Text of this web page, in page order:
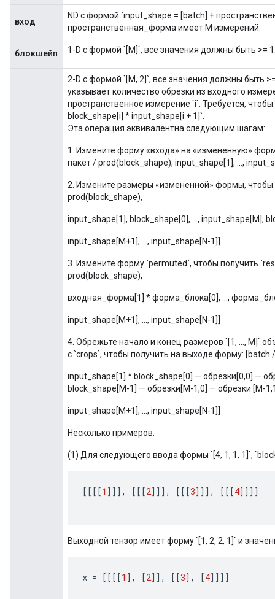
вход
ND с формой `input_shape = [batch] +
пространственная_форма имеет M измерений.
блокшейп 1-D с формой `[M]`, все значения должны быть >=
2-D с формой `[M, 2]`, все значения должны быть
указывает количество обрезки из входного
пространственное измерение `i`. Требуется,
block_shape[i] * input_shape[i + 1]`.
Эта операция эквивалентна следующим шагам:
1. Измените форму «входа» на «измененную»
пакет / prod(block_shape), input_shape[1], ...,
2. Измените размеры «измененной» формы,
prod(block_shape),
input_shape[1], block_shape[0], ..., input_shape[M],
input_shape[M+1], ..., input_shape[N-1]]
3. Измените форму `permuted`, чтобы получить
prod(block_shape),
входная_форма[1] * форма_блока[0], ...,
input_shape[M+1], ..., input_shape[N-1]]
4. Обрежьте начало и конец размеров `[1, ..., M]`
с `crops`, чтобы получить на выходе форму: [batch
input_shape[1] * block_shape[0] — обрезки[0,0] —
block_shape[M-1] — обрезки[M-1,0] — обрезки [М-
input_shape[M+1], ..., input_shape[N-1]]
Несколько примеров:
(1) Для следующего ввода формы `[4, 1, 1, 1]`,
[[[[1 ]]] , [[[2]]] , [[[3]]] , [[[4]]]]
Выходной тензор имеет форму `[1, 2, 2, 1]` и
x = [[[[1 ] , [2]] , [[3] , [4]]]]